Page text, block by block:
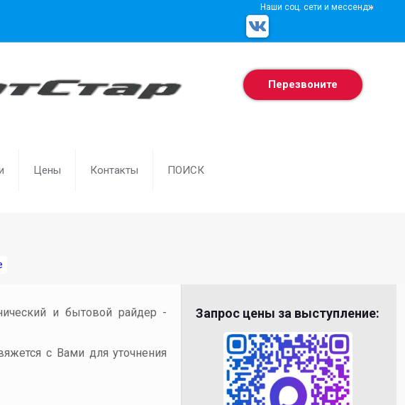
Наши соц. сети и мессенджеры
Цены Контакты ПОИСК
Перезвоните
и бытовой райдер -
с Вами для уточнения
Запрос цены за выступление: